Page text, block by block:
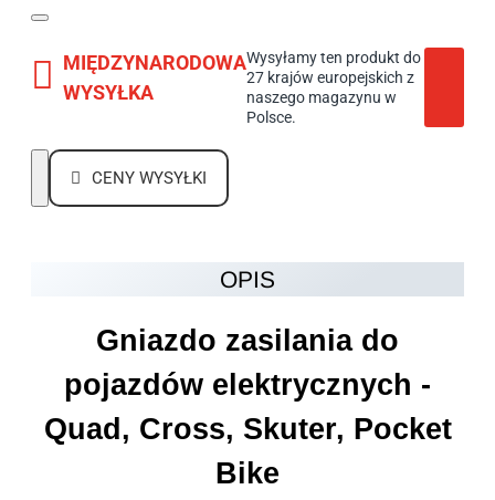
MIĘDZYNARODOWA
WYSYŁKA
Wysyłamy ten produkt do
27 krajów europejskich z
naszego magazynu w
Polsce.
CENY WYSYŁKI
OPIS
Gniazdo zasilania do
pojazdów elektrycznych -
Quad, Cross, Skuter, Pocket
Bike